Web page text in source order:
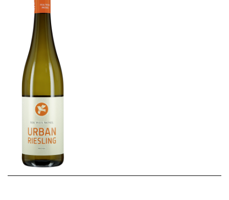
ABO
AUSGABE
ARCHIV
VORTEILSWELT
BÜCHER
WEINSZENE
PORTRAITS
VINOPHILES
ARCHIV
ANMELDEN
AWARDS
GEWINNSPIELE
VORTEILSWELT
TRINKREIFETABELLE
ABO
WEINSUCHE
NEWSLETTER
WINE TRADE CLUB
REDAKTION
JOBS